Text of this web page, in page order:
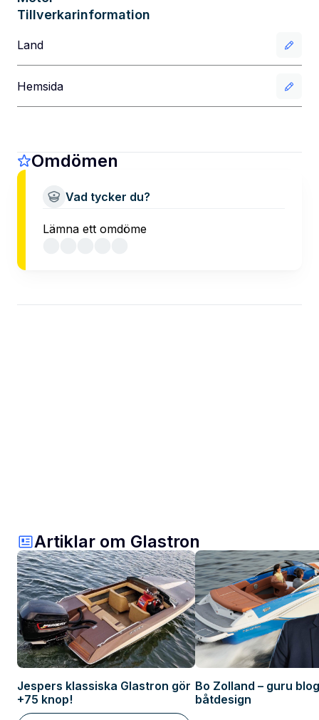
Tillverkarinformation
Land
Hemsida
Omdömen
Vad tycker du?
Lämna ett omdöme
Artiklar om Glastron
Jespers klassiska Glastron gör
+75 knop!
Bo Zolland – guru
båtdesign